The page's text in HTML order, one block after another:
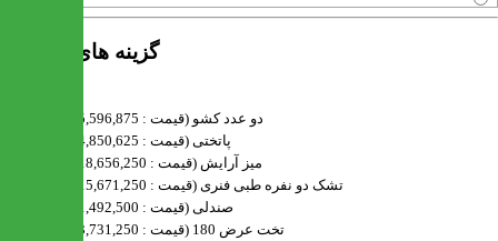
گزینه های محصول
دو عدد کشو (قیمت : 5,596,875 تومان)
پاتختی (قیمت : 4,850,625 تومان)
میز آرایش (قیمت : 18,656,250 تومان)
تشک دو نفره طبی فنری (قیمت : 15,671,250 تومان)
صندلی (قیمت : 1,492,500 تومان)
تخت عرض 180 (قیمت : 3,731,250 تومان)